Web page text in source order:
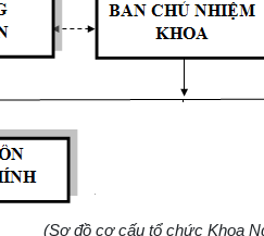
(Sơ đồ cơ cấu tổ chức Khoa